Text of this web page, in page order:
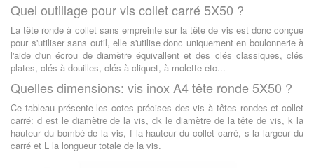
Quel outillage pour vis collet carré 5X50 ?
La tête ronde à collet sans empreinte sur la tête de vis est donc conçue
pour s'utiliser sans outil, elle s'utilise donc uniquement en boulonnerie à
l'aide d'un écrou de diamètre équivallent et des clés classiques, clés
plates, clés à douilles, clés à cliquet, à molette etc...
Quelles dimensions: vis inox A4 tête ronde 5X50 ?
Ce tableau présente les cotes précises des vis à têtes rondes et collet
carré: d est le diamètre de la vis, dk le diamètre de la tête de vis, k la
hauteur du bombé de la vis, f la hauteur du collet carré, s la largeur du
carré et L la longueur totale de la vis.